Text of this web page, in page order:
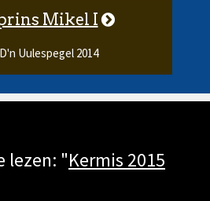
Mikel I
Uulespegel 2014
lezen: "Kermis 2015